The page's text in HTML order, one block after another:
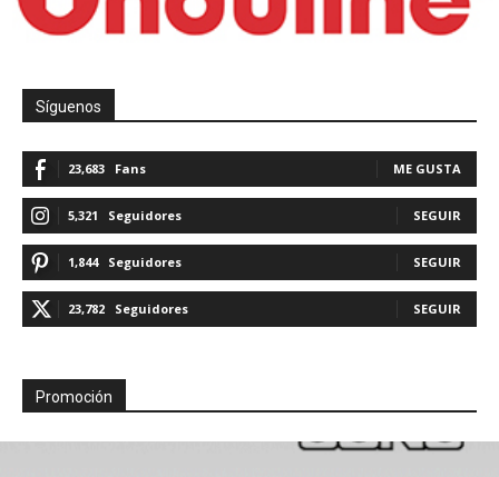
Síguenos
23,683 Fans ME GUSTA
5,321 Seguidores SEGUIR
1,844 Seguidores SEGUIR
23,782 Seguidores SEGUIR
Promoción